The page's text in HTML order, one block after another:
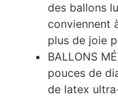
des ballons
conviennent
plus de joie
BALLONS
pouces de
de latex